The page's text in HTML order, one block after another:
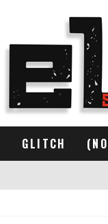
GLITCH